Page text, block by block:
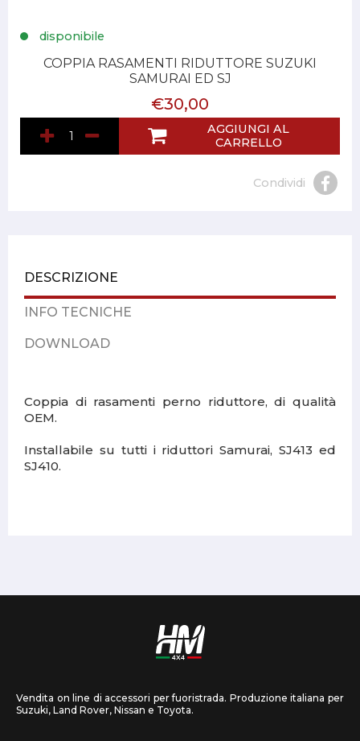
disponibile
COPPIA RASAMENTI RIDUTTORE SUZUKI
SAMURAI ED SJ
€30,00
AGGIUNGI AL
CARRELLO
Condividi
DESCRIZIONE
INFO TECNICHE
DOWNLOAD
Coppia di rasamenti perno riduttore, di qualità
OEM.
Installabile su tutti i riduttori Samurai, SJ413 ed
SJ410.
Vendita on line di accessori per fuoristrada. Produzione italiana per
Suzuki, Land Rover, Nissan e Toyota.